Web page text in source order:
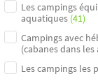
Les campings
aquatiques (41)
Campings avec
(cabanes dans
Les campings les